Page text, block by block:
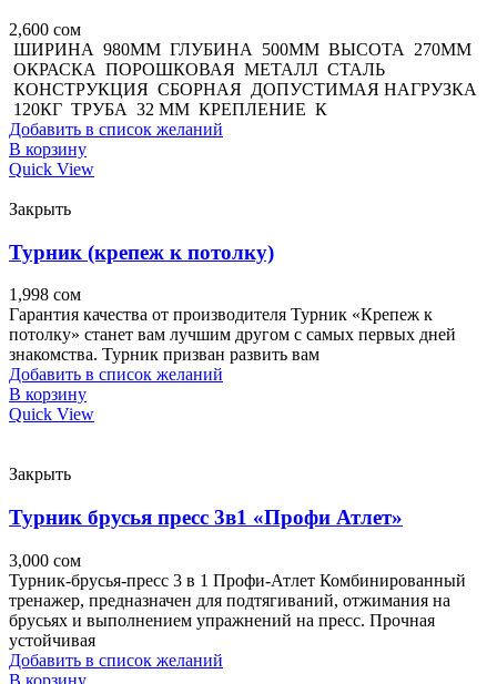
2,600 сом
ШИРИНА 980ММ ГЛУБИНА 500ММ ВЫСОТА 270ММ
ОКРАСКА ПОРОШКОВАЯ МЕТАЛЛ СТАЛЬ
КОНСТРУКЦИЯ СБОРНАЯ ДОПУСТИМАЯ НАГРУЗКА
120КГ ТРУБА 32 ММ КРЕПЛЕНИЕ К
Добавить в список желаний
В корзину
Quick View
Закрыть
Турник (крепеж к потолку)
1,998 сом
Гарантия качества от производителя Турник «Крепеж к
потолку» станет вам лучшим другом с самых первых дней
знакомства. Турник призван развить вам
Добавить в список желаний
В корзину
Quick View
Закрыть
Турник брусья пресс 3в1 «Профи Атлет»
3,000 сом
Турник-брусья-пресс 3 в 1 Профи-Атлет Комбинированный
тренажер, предназначен для подтягиваний, отжимания на
брусьях и выполнением упражнений на пресс. Прочная
устойчивая
Добавить в список желаний
В корзину